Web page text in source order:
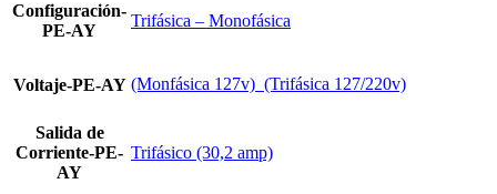
Configuración-
PE-AY
Trifásica – Monofásica
Voltaje-PE-AY (Monfásica 127v)  (Trifásica 127/220v)
Salida de
Corriente-PE-
AY
Trifásico (30,2 amp)